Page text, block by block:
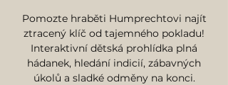
Pomozte hraběti Humprechtovi najít
ztracený klíč od tajemného pokladu!
Interaktivní dětská prohlídka plná
hádanek, hledání indicií, zábavných
úkolů a sladké odměny na konci.